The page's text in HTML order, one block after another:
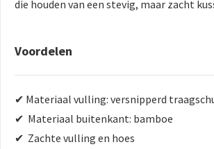
die houden van een stevig, maar zacht
Voordelen
✔ Materiaal vulling: versnipperd
✔ Materiaal buitenkant: bamboe
✔ Zachte vulling en hoes